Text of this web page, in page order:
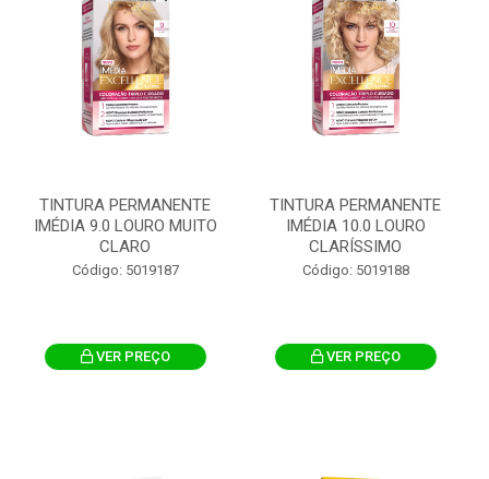
TINTURA PERMANENTE
IMÉDIA 9.0 LOURO MUITO
CLARO
Código: 5019187
VER PREÇO
TINTURA PERMANENTE
IMÉDIA 10.0 LOURO
CLARÍSSIMO
Código: 5019188
VER PREÇO